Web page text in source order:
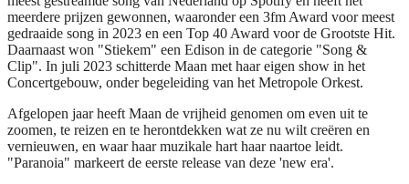
meerdere prijzen gewonnen, waaronder een 3fm Award voor meest
gedraaide song in 2023 en een Top 40 Award voor de Grootste Hit.
Daarnaast won "Stiekem" een Edison in de categorie "Song &
Clip". In juli 2023 schitterde Maan met haar eigen show in het
Concertgebouw, onder begeleiding van het Metropole Orkest.
Afgelopen jaar heeft Maan de vrijheid genomen om even uit te
zoomen, te reizen en te herontdekken wat ze nu wilt creëren en
vernieuwen, en waar haar muzikale hart haar naartoe leidt.
"Paranoia" markeert de eerste release van deze 'new era'.